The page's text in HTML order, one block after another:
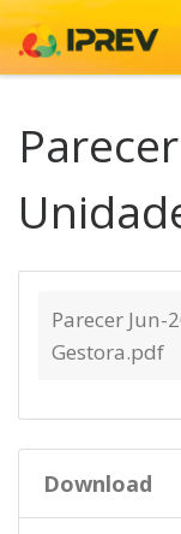
Skip to content
Parecer Jun-
Gestora.pdf
Download